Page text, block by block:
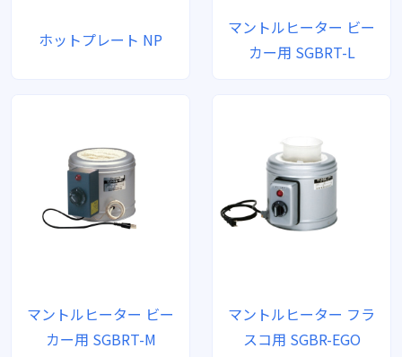
ホットプレート NP
マントルヒーター ビー
カー用 SGBRT-L
マントルヒーター ビー
カー用 SGBRT-M
マントルヒーター フラ
スコ用 SGBR-EGO